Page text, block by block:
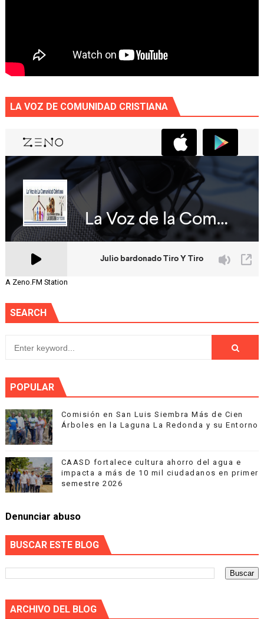
LA VOZ DE COMUNIDAD CRISTIANA
A Zeno.FM Station
SEARCH
POPULAR
Comisión en San Luis Siembra Más de Cien
Árboles en la Laguna La Redonda y su Entorno
CAASD fortalece cultura ahorro del agua e
impacta a más de 10 mil ciudadanos en primer
semestre 2026
Denunciar abuso
BUSCAR ESTE BLOG
ARCHIVO DEL BLOG